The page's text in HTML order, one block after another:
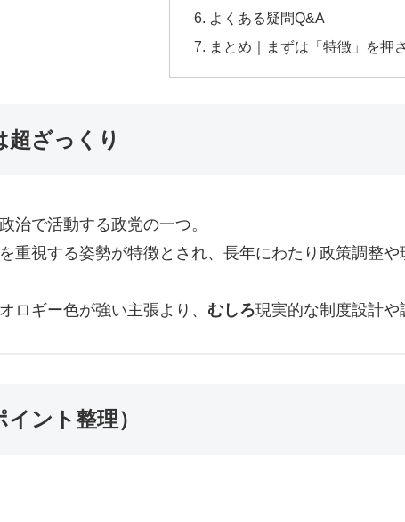
よくある疑問Q&A
まとめ｜まずは「特徴」を押
超ざっくり
治で活動する政党の一つ。
を重視する姿勢が特徴とされ、長年にわたり政策調整や
ロギー色が強い主張より、 むしろ現実的な制度設計や
ント整理）